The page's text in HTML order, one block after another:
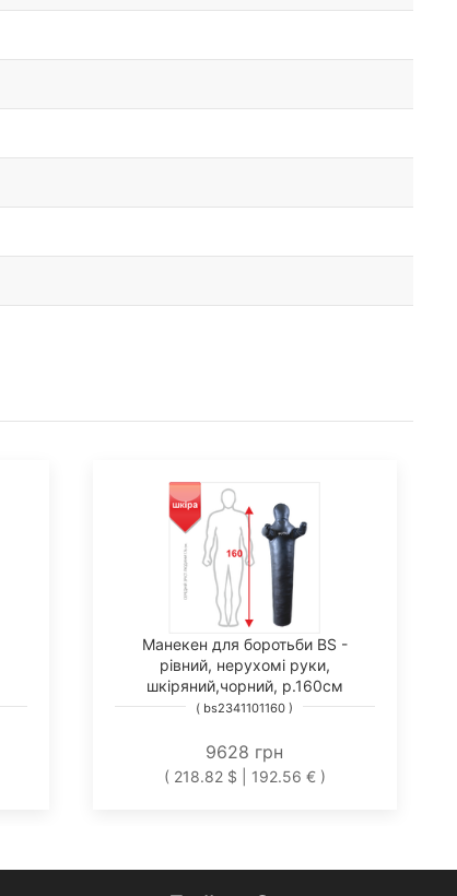
Манекен для боротьби BS -
рівний, нерухомі руки,
шкіряний,чорний, р.160см
( bs2341101160 )
9628 грн
( 218.82 $ | 192.56 € )